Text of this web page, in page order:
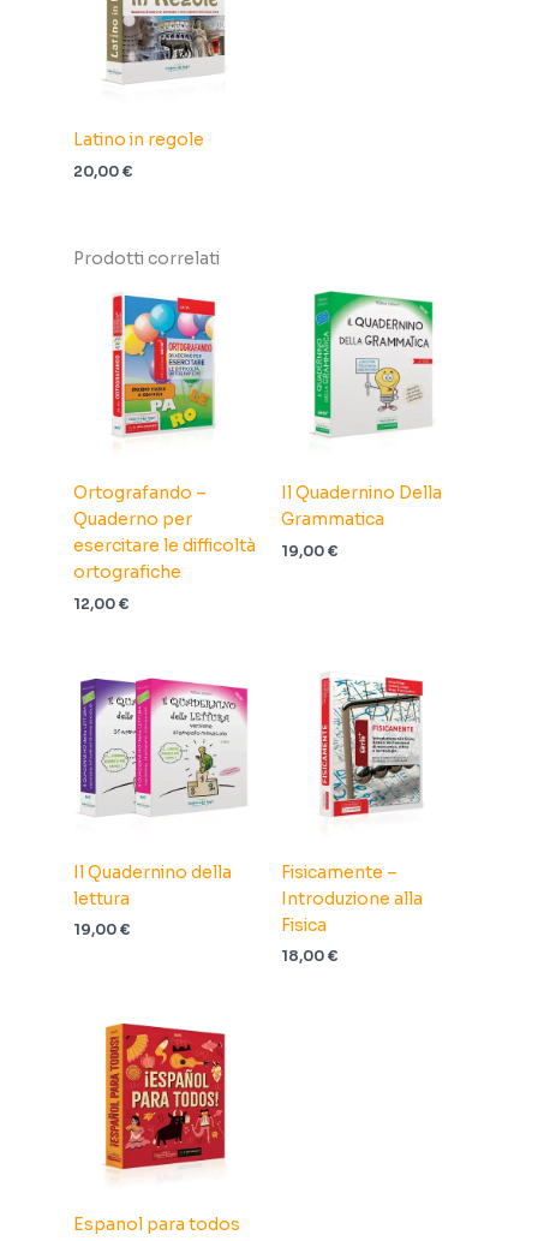
Latino in regole
20,00€
Prodotti correlati
Ortografando –
Quaderno per
esercitare le difficoltà
ortografiche
12,00€
Il Quadernino Della
Grammatica
19,00€
Il Quadernino della
lettura
19,00€
Fisicamente –
Introduzione alla
Fisica
18,00€
Espanol para todos